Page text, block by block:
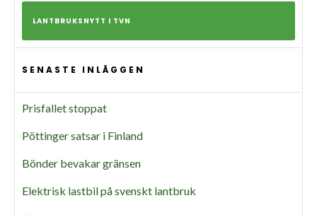
LANTBRUKSNYTT I TVN
SENASTE INLÄGGEN
Prisfallet stoppat
Pöttinger satsar i Finland
Bönder bevakar gränsen
Elektrisk lastbil på svenskt lantbruk